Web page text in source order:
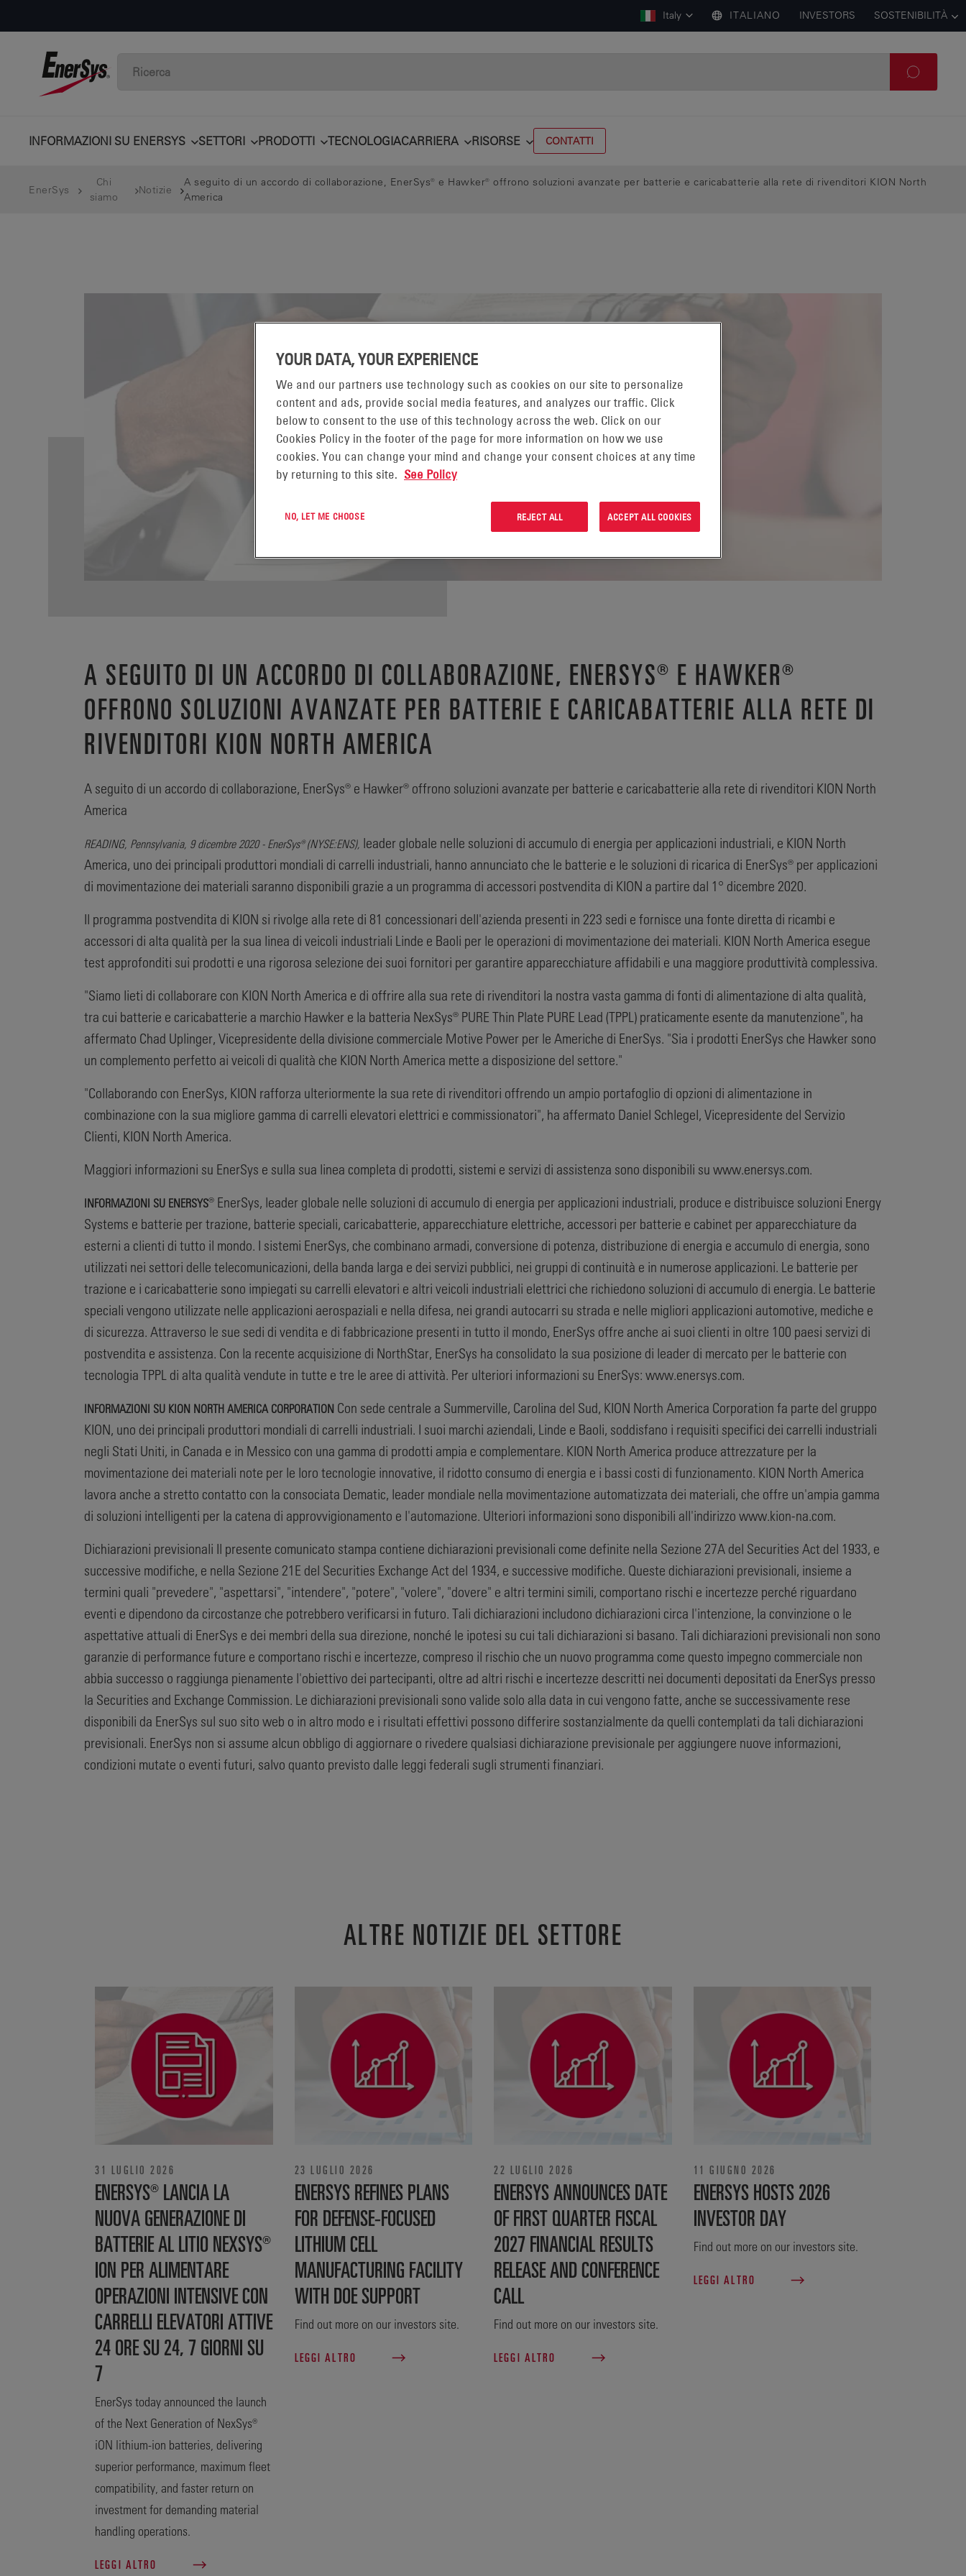
Italy ITALIANO INVESTORS SOSTENIBILITÀ
INFORMAZIONI SU ENERSYS SETTORI PRODOTTI TECNOLOGIACARRIERA RISORSE CONTATTI
EnerSys
Chi
siamo
Notizie
A seguito di un accordo di collaborazione, EnerSys® e Hawker® offrono soluzioni avanzate per batterie e caricabatterie alla rete di rivenditori KION North
America
A SEGUITO DI UN ACCORDO DI COLLABORAZIONE, ENERSYS® E HAWKER®
OFFRONO SOLUZIONI AVANZATE PER BATTERIE E CARICABATTERIE ALLA RETE DI
RIVENDITORI KION NORTH AMERICA
A seguito di un accordo di collaborazione, EnerSys® e Hawker® offrono soluzioni avanzate per batterie e caricabatterie alla rete di rivenditori KION North
America
READING, Pennsylvania, 9 dicembre 2020 - EnerSys® (NYSE:ENS), leader globale nelle soluzioni di accumulo di energia per applicazioni industriali, e KION North
America, uno dei principali produttori mondiali di carrelli industriali, hanno annunciato che le batterie e le soluzioni di ricarica di EnerSys® per applicazioni
di movimentazione dei materiali saranno disponibili grazie a un programma di accessori postvendita di KION a partire dal 1° dicembre 2020.
Il programma postvendita di KION si rivolge alla rete di 81 concessionari dell'azienda presenti in 223 sedi e fornisce una fonte diretta di ricambi e
accessori di alta qualità per la sua linea di veicoli industriali Linde e Baoli per le operazioni di movimentazione dei materiali. KION North America esegue
test approfonditi sui prodotti e una rigorosa selezione dei suoi fornitori per garantire apparecchiature affidabili e una maggiore produttività complessiva.
"Siamo lieti di collaborare con KION North America e di offrire alla sua rete di rivenditori la nostra vasta gamma di fonti di alimentazione di alta qualità,
tra cui batterie e caricabatterie a marchio Hawker e la batteria NexSys® PURE Thin Plate PURE Lead (TPPL) praticamente esente da manutenzione", ha
affermato Chad Uplinger, Vicepresidente della divisione commerciale Motive Power per le Americhe di EnerSys. "Sia i prodotti EnerSys che Hawker sono
un complemento perfetto ai veicoli di qualità che KION North America mette a disposizione del settore."
"Collaborando con EnerSys, KION rafforza ulteriormente la sua rete di rivenditori offrendo un ampio portafoglio di opzioni di alimentazione in
combinazione con la sua migliore gamma di carrelli elevatori elettrici e commissionatori", ha affermato Daniel Schlegel, Vicepresidente del Servizio
Clienti, KION North America.
Maggiori informazioni su EnerSys e sulla sua linea completa di prodotti, sistemi e servizi di assistenza sono disponibili su www.enersys.com.
INFORMAZIONI SU ENERSYS® EnerSys, leader globale nelle soluzioni di accumulo di energia per applicazioni industriali, produce e distribuisce soluzioni Energy
Systems e batterie per trazione, batterie speciali, caricabatterie, apparecchiature elettriche, accessori per batterie e cabinet per apparecchiature da
esterni a clienti di tutto il mondo. I sistemi EnerSys, che combinano armadi, conversione di potenza, distribuzione di energia e accumulo di energia, sono
utilizzati nei settori delle telecomunicazioni, della banda larga e dei servizi pubblici, nei gruppi di continuità e in numerose applicazioni. Le batterie per
trazione e i caricabatterie sono impiegati su carrelli elevatori e altri veicoli industriali elettrici che richiedono soluzioni di accumulo di energia. Le batterie
speciali vengono utilizzate nelle applicazioni aerospaziali e nella difesa, nei grandi autocarri su strada e nelle migliori applicazioni automotive, mediche e
di sicurezza. Attraverso le sue sedi di vendita e di fabbricazione presenti in tutto il mondo, EnerSys offre anche ai suoi clienti in oltre 100 paesi servizi di
postvendita e assistenza. Con la recente acquisizione di NorthStar, EnerSys ha consolidato la sua posizione di leader di mercato per le batterie con
tecnologia TPPL di alta qualità vendute in tutte e tre le aree di attività. Per ulteriori informazioni su EnerSys: www.enersys.com.
INFORMAZIONI SU KION NORTH AMERICA CORPORATION Con sede centrale a Summerville, Carolina del Sud, KION North America Corporation fa parte del gruppo
KION, uno dei principali produttori mondiali di carrelli industriali. I suoi marchi aziendali, Linde e Baoli, soddisfano i requisiti specifici dei carrelli industriali
negli Stati Uniti, in Canada e in Messico con una gamma di prodotti ampia e complementare. KION North America produce attrezzature per la
movimentazione dei materiali note per le loro tecnologie innovative, il ridotto consumo di energia e i bassi costi di funzionamento. KION North America
lavora anche a stretto contatto con la consociata Dematic, leader mondiale nella movimentazione automatizzata dei materiali, che offre un'ampia gamma
di soluzioni intelligenti per la catena di approvvigionamento e l'automazione. Ulteriori informazioni sono disponibili all'indirizzo www.kion-na.com.
Dichiarazioni previsionali Il presente comunicato stampa contiene dichiarazioni previsionali come definite nella Sezione 27A del Securities Act del 1933, e
successive modifiche, e nella Sezione 21E del Securities Exchange Act del 1934, e successive modifiche. Queste dichiarazioni previsionali, insieme a
termini quali "prevedere", "aspettarsi", "intendere", "potere", "volere", "dovere" e altri termini simili, comportano rischi e incertezze perché riguardano
eventi e dipendono da circostanze che potrebbero verificarsi in futuro. Tali dichiarazioni includono dichiarazioni circa l'intenzione, la convinzione o le
aspettative attuali di EnerSys e dei membri della sua direzione, nonché le ipotesi su cui tali dichiarazioni si basano. Tali dichiarazioni previsionali non sono
garanzie di performance future e comportano rischi e incertezze, compreso il rischio che un nuovo programma come questo impegno commerciale non
abbia successo o raggiunga pienamente l'obiettivo dei partecipanti, oltre ad altri rischi e incertezze descritti nei documenti depositati da EnerSys presso
la Securities and Exchange Commission. Le dichiarazioni previsionali sono valide solo alla data in cui vengono fatte, anche se successivamente rese
disponibili da EnerSys sul suo sito web o in altro modo e i risultati effettivi possono differire sostanzialmente da quelli contemplati da tali dichiarazioni
previsionali. EnerSys non si assume alcun obbligo di aggiornare o rivedere qualsiasi dichiarazione previsionale per aggiungere nuove informazioni,
condizioni mutate o eventi futuri, salvo quanto previsto dalle leggi federali sugli strumenti finanziari.
ALTRE NOTIZIE DEL SETTORE
31 LUGLIO 2026
ENERSYS® LANCIA LA
NUOVA GENERAZIONE DI
BATTERIE AL LITIO NEXSYS®
ION PER ALIMENTARE
OPERAZIONI INTENSIVE CON
CARRELLI ELEVATORI ATTIVE
24 ORE SU 24, 7 GIORNI SU
7
EnerSys today announced the launch
of the Next Generation of NexSys®
iON lithium-ion batteries, delivering
superior performance, maximum fleet
compatibility, and faster return on
investment for demanding material
handling operations.
LEGGI ALTRO
23 LUGLIO 2026
ENERSYS REFINES PLANS
FOR DEFENSE‑FOCUSED
LITHIUM CELL
MANUFACTURING FACILITY
WITH DOE SUPPORT
Find out more on our investors site.
LEGGI ALTRO
22 LUGLIO 2026
ENERSYS ANNOUNCES DATE
OF FIRST QUARTER FISCAL
2027 FINANCIAL RESULTS
RELEASE AND CONFERENCE
CALL
Find out more on our investors site.
LEGGI ALTRO
11 GIUGNO 2026
ENERSYS HOSTS 2026
INVESTOR DAY
Find out more on our investors site.
LEGGI ALTRO
YOUR DATA, YOUR EXPERIENCE
We and our partners use technology such as cookies on our site to personalize
content and ads, provide social media features, and analyzes our traffic. Click
below to consent to the use of this technology across the web. Click on our
Cookies Policy in the footer of the page for more information on how we use
cookies. You can change your mind and change your consent choices at any time
by returning to this site. See Policy
NO, LET ME CHOOSE REJECT ALL ACCEPT ALL COOKIES